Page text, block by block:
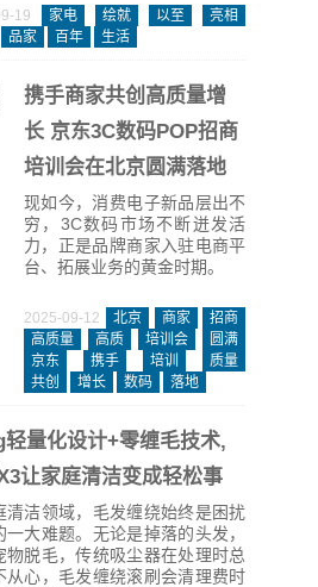
19 家电 绘就 以至
亮相
品家 百年 生活
携手商家共创高质量增
长 京东3C数码POP招商
培训会在北京圆满落地
现如今，消费电子新品层出不
穷，3C数码市场不断迸发活
力，正是品牌商家入驻电商平
台、拓展业务的黄金时期。
2025-09-12 北京 商家
招商
高质量
高质 培训会
圆满
京东
携手 培训
质量
共创
增长 数码 落地
轻量化设计+零缠毛技术,
让家庭清洁变成轻松事
清洁领域，毛发缠绕始终是困扰
一大难题。无论是掉落的头发，
物脱毛，传统吸尘器在处理时总
从心，毛发缠绕滚刷会清理费时